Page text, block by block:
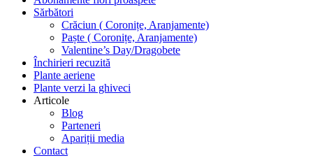
Sărbători
Crăciun ( Coronițe, Aranjamente)
Paște ( Coronițe, Aranjamente)
Valentine’s Day/Dragobete
Închirieri recuzită
Plante aeriene
Plante verzi la ghiveci
Articole
Blog
Parteneri
Apariții media
Contact